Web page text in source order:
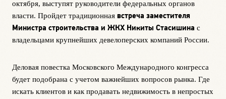
октября, выступят руководители федеральных органов
власти.Пройдеттрадиционная встреча заместителя
Министра строительства и ЖКХ НикитыСтасишина с
владельцами крупнейших девелоперских компаний России.
Деловая повестка Московского Международного конгресса
будетподобрана с учетом важнейших вопросов рынка. Где
искать клиентов и как продавать недвижимость в непростых